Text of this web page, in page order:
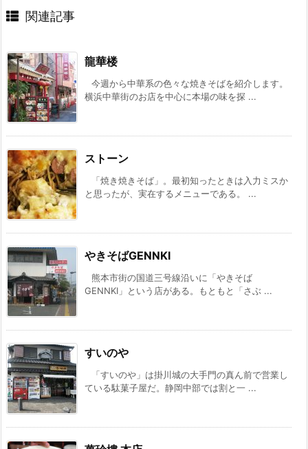
関連記事
龍華楼
今週から中華系の色々な焼きそばを紹介します。
横浜中華街のお店を中心に本場の味を探 ...
ストーン
「焼き焼きそば」。最初知ったときは入力ミスか
と思ったが、実在するメニューである。 ...
やきそばGENNKI
熊本市街の国道三号線沿いに「やきそば
GENNKI」という店がある。もともと「さぶ ...
すいのや
「すいのや」は掛川城の大手門の真ん前で営業し
ている駄菓子屋だ。静岡中部では割と一 ...